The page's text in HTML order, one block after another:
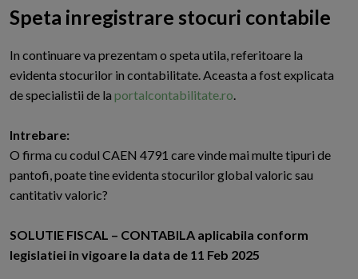
Speta inregistrare stocuri contabile
In continuare va prezentam o speta utila, referitoare la
evidenta stocurilor in contabilitate. Aceasta a fost explicata
de specialistii de la portalcontabilitate.ro.
Intrebare:
O firma cu codul CAEN 4791 care vinde mai multe tipuri de
pantofi, poate tine evidenta stocurilor global valoric sau
cantitativ valoric?
SOLUTIE FISCAL – CONTABILA aplicabila conform
legislatiei in vigoare la data de 11 Feb 2025